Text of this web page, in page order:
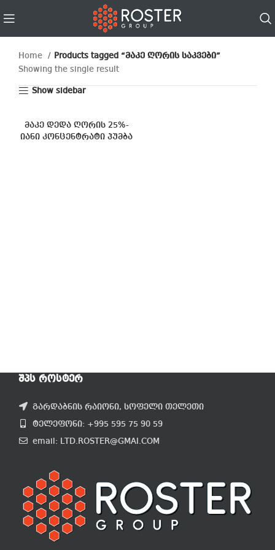
Home
Products tagged “მაკე ღორის საკვები”
Showing the single result
Show sidebar
მაკე დედა ღორის 25%-
იანი კონცენტრატი პუმბა
ᲨᲞᲡ ᲠᲝᲡᲢᲔᲠ
გარდაბნის რაიონი, სოფელი თელეთი
ტელეფონი: +995 595 75 90 59
email: LTD.ROSTER@GMAI.COM